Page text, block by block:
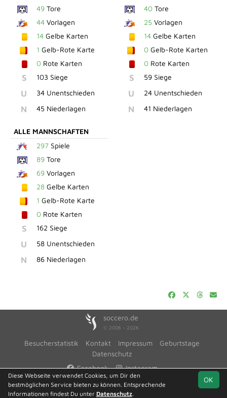
49 Tore
44 Vorlagen
14 Gelbe Karten
1 Gelb-Rote Karte
0 Rote Karten
S 103 Siege
U 34 Unentschieden
N 45 Niederlagen
40Tore
25 Vorlagen
14Gelbe Karten
0Gelb-Rote Karten
0Rote Karten
S 59 Siege
U 24 Unentschieden
N 41 Niederlagen
ALLE MANNSCHAFTEN
297 Spiele
89 Tore
69 Vorlagen
28 Gelbe Karten
1 Gelb-Rote Karte
0 Rote Karten
S 162 Siege
U 58 Unentschieden
N 86 Niederlagen
soccero.de
© 2006 - 2026
Besucherstatistik Kontakt Impressum
Geburtstage
Datenschutz
Facebook
Instagram
OK
Diese Webseite verwendet Cookies, um Dir den
bestmöglichen Service bieten zu können. Entsprechende
Informationen findest Du unter Datenschutz.